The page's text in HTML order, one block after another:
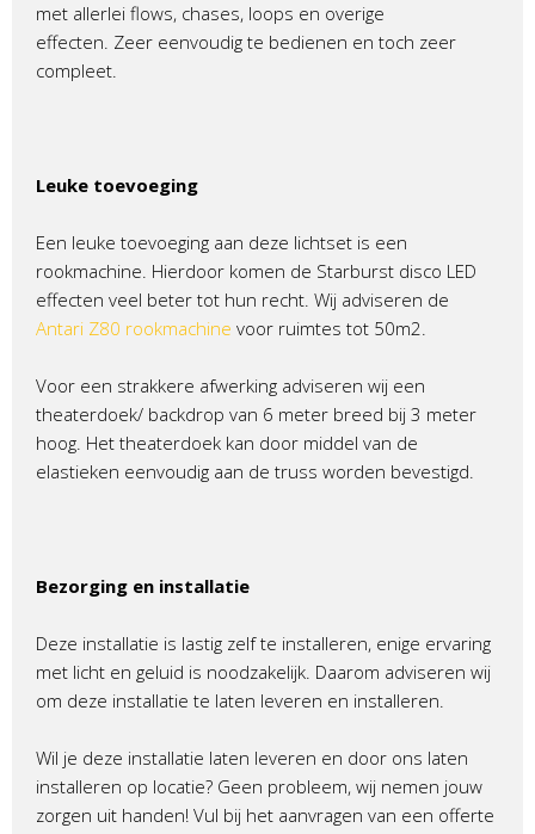
met allerlei flows, chases, loops en overige
effecten. Zeer eenvoudig te bedienen en toch zeer
compleet.
Leuke toevoeging
Een leuke toevoeging aan deze lichtset is een
rookmachine. Hierdoor komen de Starburst disco LED
effecten veel beter tot hun recht. Wij adviseren de
Antari Z80 rookmachine voor ruimtes tot 50m2.
Voor een strakkere afwerking adviseren wij een
theaterdoek/ backdrop van 6 meter breed bij 3 meter
hoog. Het theaterdoek kan door middel van de
elastieken eenvoudig aan de truss worden bevestigd.
Bezorging en installatie
Deze installatie is lastig zelf te installeren, enige ervaring
met licht en geluid is noodzakelijk. Daarom adviseren wij
om deze installatie te laten leveren en installeren.
Wil je deze installatie laten leveren en door ons laten
installeren op locatie? Geen probleem, wij nemen jouw
zorgen uit handen! Vul bij het aanvragen van een offerte